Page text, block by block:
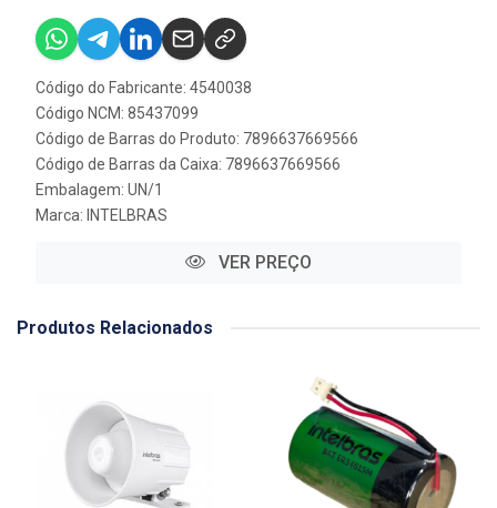
Código do Fabricante: 4540038
Código NCM: 85437099
Código de Barras do Produto: 7896637669566
Código de Barras da Caixa: 7896637669566
Embalagem: UN/1
Marca: INTELBRAS
VER PREÇO
Produtos Relacionados